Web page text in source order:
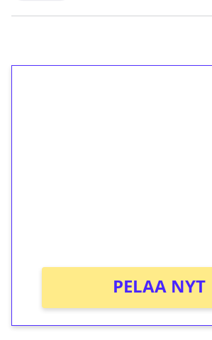
PELAA NYT